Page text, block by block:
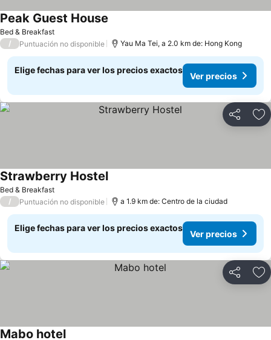
Bed & Breakfast
Peak Guest House
/ Puntuación no disponible Yau Ma Tei, a 2.0 km de: Hong Kong
Elige fechas para ver los precios exactos
Ver precios
Compartir
Bed & Breakfast
Strawberry HostelVer precios
/ Puntuación no disponible a 1.9 km de: Centro de la ciudad
Elige fechas para ver los precios exactos
Ver precios
Compartir
Mabo hotel